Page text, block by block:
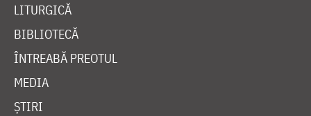
LITURGICĂ
BIBLIOTECĂ
ÎNTREABĂ PREOTUL
MEDIA
ȘTIRI